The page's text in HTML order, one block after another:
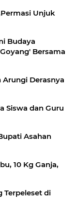
Unjuk
Budaya
Bersama
Arungi Derasnya
Siswa dan Guru
Asahan
10 Kg Ganja,
Terpeleset di